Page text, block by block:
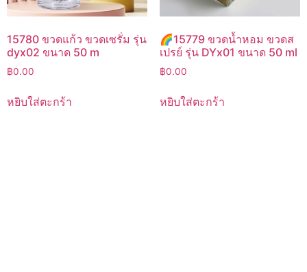
15780 ขวดแก้ว ขวดเซรั่ม รุ่น
dyx02 ขนาด 50 m
฿0.00
หยิบใส่ตะกร้า
🌈15779 ขวดน้ำหอม ขวดส
เปรย์ รุ่น DYx01 ขนาด 50 ml
฿0.00
หยิบใส่ตะกร้า